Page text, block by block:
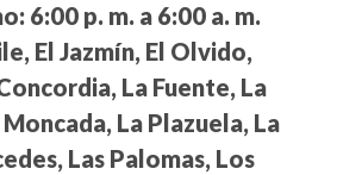
6:00 p. m. a 6:00 a. m.
El Jazmín, El Olvido,
La Fuente, La
La Plazuela, La
Las Palomas, Los